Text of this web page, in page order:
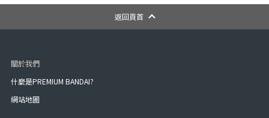
返回頁首
關於我們
什麼是PREMIUM BANDAI?
網站地圖